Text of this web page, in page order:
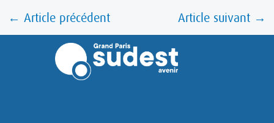
← Article précédent Article suivant →